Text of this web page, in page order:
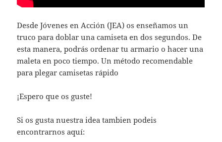
Desde Jóvenes en Acción (JEA) os enseñamos un
truco para doblar una camiseta en dos segundos. De
esta manera, podrás ordenar tu armario o hacer una
maleta en poco tiempo. Un método recomendable
para plegar camisetas rápido
¡Espero que os guste!
Si os gusta nuestra idea tambien podeis
encontrarnos aquí: